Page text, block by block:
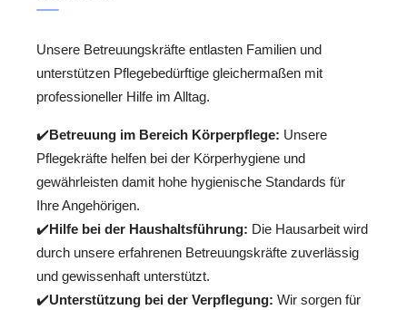
Unsere Betreuungskräfte entlasten Familien und
unterstützen Pflegebedürftige gleichermaßen mit
professioneller Hilfe im Alltag.
✔️Betreuung im Bereich Körperpflege: Unsere
Pflegekräfte helfen bei der Körperhygiene und
gewährleisten damit hohe hygienische Standards für
Ihre Angehörigen.
✔️Hilfe bei der Haushaltsführung: Die Hausarbeit wird
durch unsere erfahrenen Betreuungskräfte zuverlässig
und gewissenhaft unterstützt.
✔️Unterstützung bei der Verpflegung: Wir sorgen für